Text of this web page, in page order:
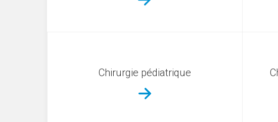
Chirurgie pédiatrique